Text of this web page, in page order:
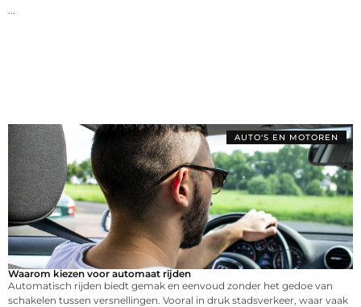
...
AUTO'S EN MOTOREN
Waarom kiezen voor automaat rijden
Automatisch rijden biedt gemak en eenvoud zonder het gedoe van
schakelen tussen versnellingen. Vooral in druk stadsverkeer, waar vaak